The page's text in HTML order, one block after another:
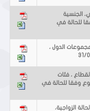
الجنسية
للحالة في
الدول ،
، فئات
وفقا للحالة في
الزواجية،